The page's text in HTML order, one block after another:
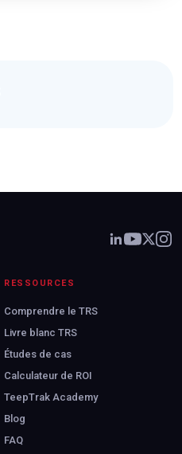
RESSOURCES
Comprendre le TRS
Livre blanc TRS
Études de cas
Calculateur de ROI
TeepTrak Academy
Blog
FAQ